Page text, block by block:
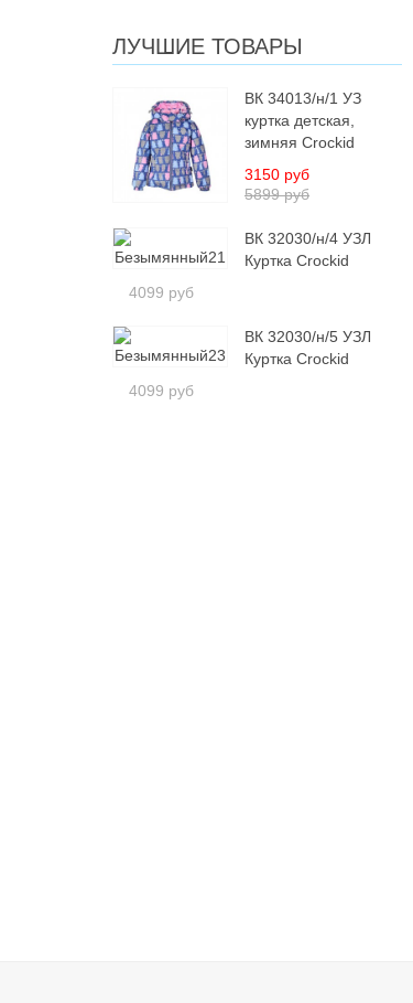
ЛУЧШИЕ ТОВАРЫ
ВК 34013/н/1 УЗ
куртка детская,
зимняя Crockid
5899 руб
3150 руб
ВК 32030/н/4 УЗЛ
Куртка Crockid
4099 руб
ВК 32030/н/5 УЗЛ
Куртка Crockid
4099 руб